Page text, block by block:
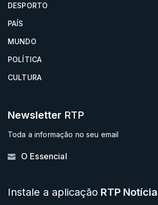
DESPORTO
PAÍS
MUNDO
POLÍTICA
CULTURA
Newsletter RTP
Toda a informação no seu email
O Essencial
Instale a aplicação RTP